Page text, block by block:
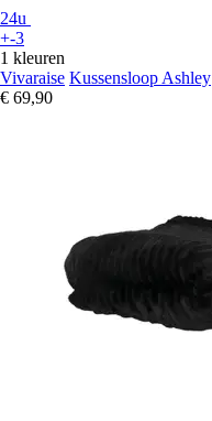
24u
+-3
1 kleuren
Vivaraise Kussensloop Ashley
€ 69,90